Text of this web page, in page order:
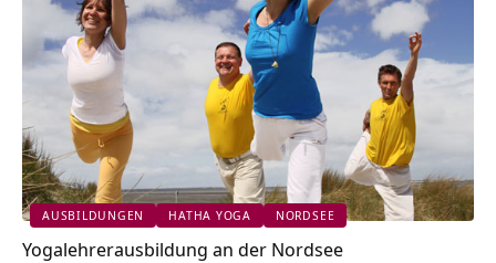
AUSBILDUNGEN HATHA YOGA NORDSEE
Yogalehrerausbildung an der Nordsee